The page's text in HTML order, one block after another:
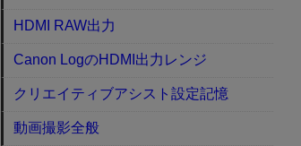
HDMI RAW出力
Canon LogのHDMI出力レンジ
クリエイティブアシスト設定記憶
動画撮影全般